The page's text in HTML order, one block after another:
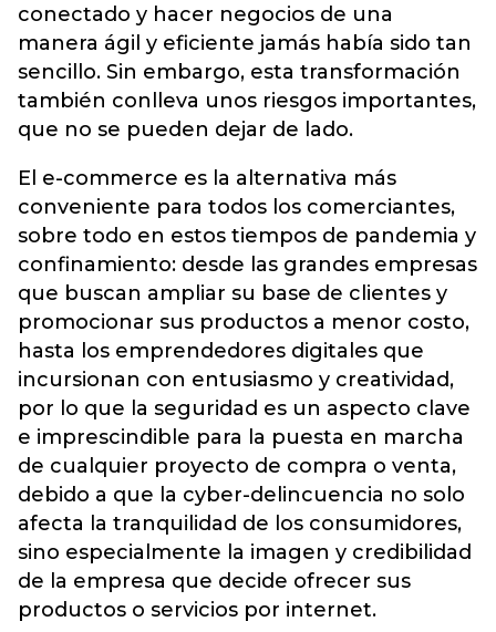
conectado y hacer negocios de una
manera ágil y eficiente jamás había sido tan
sencillo. Sin embargo, esta transformación
también conlleva unos riesgos importantes,
que no se pueden dejar de lado.
El e-commerce es la alternativa más
conveniente para todos los comerciantes,
sobre todo en estos tiempos de pandemia y
confinamiento: desde las grandes empresas
que buscan ampliar su base de clientes y
promocionar sus productos a menor costo,
hasta los emprendedores digitales que
incursionan con entusiasmo y creatividad,
por lo que la seguridad es un aspecto clave
e imprescindible para la puesta en marcha
de cualquier proyecto de compra o venta,
debido a que la cyber-delincuencia no solo
afecta la tranquilidad de los consumidores,
sino especialmente la imagen y credibilidad
de la empresa que decide ofrecer sus
productos o servicios por internet.